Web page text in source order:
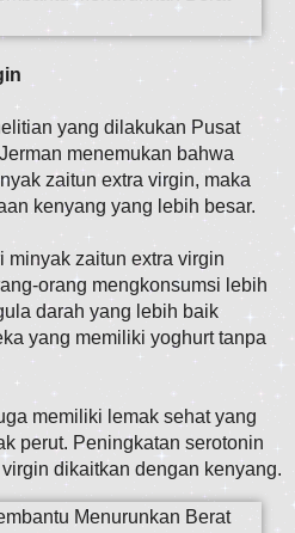
yang dilakukan Pusat
menemukan bahwa
zaitun extra virgin, maka
kenyang yang lebih besar.
minyak zaitun extra virgin
orang mengkonsumsi lebih
darah yang lebih baik
yang memiliki yoghurt tanpa
memiliki lemak sehat yang
perut. Peningkatan serotonin
dikaitkan dengan kenyang.